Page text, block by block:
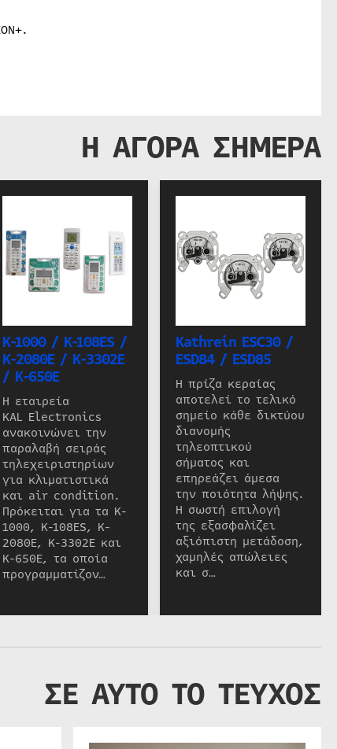
Η ΑΓΟΡΑ ΣΗΜΕΡΑ
K-1000 / K-108ES /
K-2080E / K-3302E
/ K-650E
Η εταιρεία
KAL Electronics
ανακοινώνει την
παραλαβή σειράς
τηλεχειριστηρίων
για κλιματιστικά
και air condition.
Πρόκειται για τα K-
1000, K-108ES, K-
2080E, K-3302E και
K-650E, τα οποία
προγραμματίζον…
Kathrein ESC30 /
ESD84 / ESD85
Η πρίζα κεραίας
αποτελεί το τελικό
σημείο κάθε δικτύου
διανομής
τηλεοπτικού
σήματος και
επηρεάζει άμεσα
την ποιότητα λήψης.
Η σωστή επιλογή
της εξασφαλίζει
αξιόπιστη μετάδοση,
χαμηλές απώλειες
και σ…
ΣΕ ΑΥΤΟ ΤΟ ΤΕΥΧΟΣ